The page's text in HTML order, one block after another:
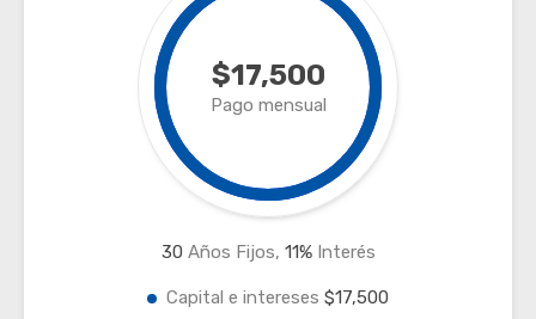
$17,500
Pago mensual
30 Años Fijos, 11%Interés
Capital e intereses $17,500